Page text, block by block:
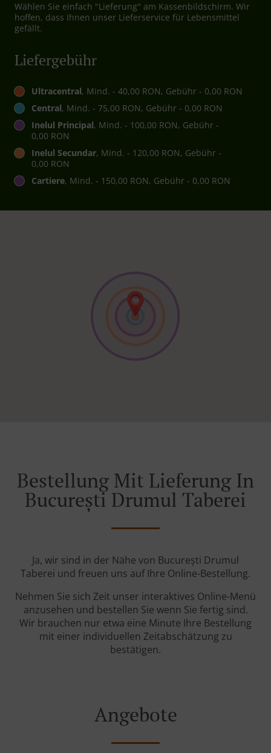
Wählen Sie einfach "Lieferung" am Kassenbildschirm. Wir
hoffen, dass Ihnen unser Lieferservice für Lebensmittel
gefällt.
Liefergebühr
Ultracentral, Mind. - 40,00 RON, Gebühr - 0,00 RON
Central, Mind. - 75,00 RON, Gebühr - 0,00 RON
Inelul Principal, Mind. - 100,00 RON, Gebühr -
0,00 RON
Inelul Secundar, Mind. - 120,00 RON, Gebühr -
0,00 RON
Cartiere, Mind. - 150,00 RON, Gebühr - 0,00 RON
Bestellung Mit Lieferung In
București Drumul Taberei
Ja, wir sind in der Nähe von București Drumul
Taberei und freuen uns auf Ihre Online-Bestellung.
Nehmen Sie sich Zeit unser interaktives Online-Menü
anzusehen und bestellen Sie wenn Sie fertig sind.
Wir brauchen nur etwa eine Minute Ihre Bestellung
mit einer individuellen Zeitabschätzung zu
bestätigen.
Angebote